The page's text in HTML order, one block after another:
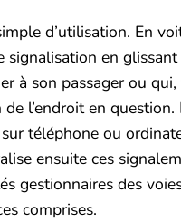
d’utilisation. En
en
à son passager ou
l’endroit en question.
téléphone ou
ensuite ces
gestionnaires des
comprises.